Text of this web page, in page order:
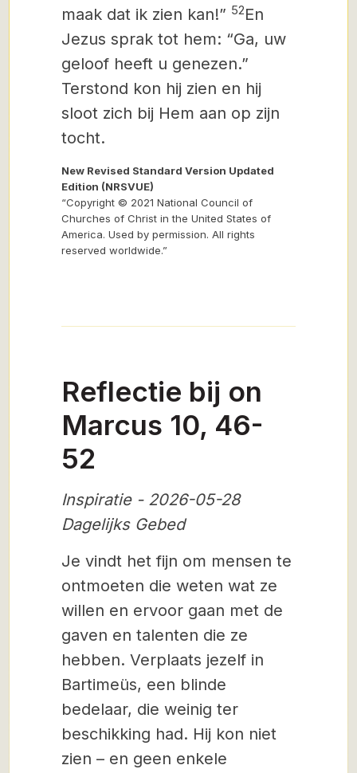
maak dat ik zien kan!” 52En
Jezus sprak tot hem: “Ga, uw
geloof heeft u genezen.”
Terstond kon hij zien en hij
sloot zich bij Hem aan op zijn
tocht.
New Revised Standard Version Updated
Edition (NRSVUE)
“Copyright © 2021 National Council of
Churches of Christ in the United States of
America. Used by permission. All rights
reserved worldwide.”
Reflectie bij on
Marcus 10, 46-
52
Inspiratie - 2026-05-28
Dagelijks Gebed
Je vindt het fijn om mensen te
ontmoeten die weten wat ze
willen en ervoor gaan met de
gaven en talenten die ze
hebben. Verplaats jezelf in
Bartimeüs, een blinde
bedelaar, die weinig ter
beschikking had. Hij kon niet
zien – en geen enkele